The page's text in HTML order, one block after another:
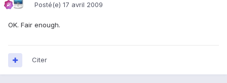
Posté(e) 17 avril 2009
OK. Fair enough.
Citer